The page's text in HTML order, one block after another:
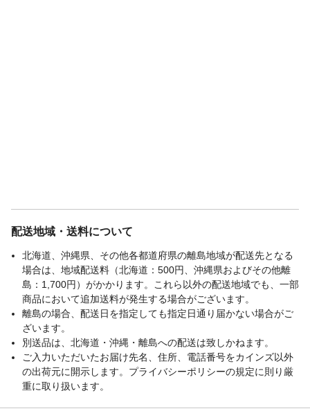
配送地域・送料について
北海道、沖縄県、その他各都道府県の離島地域が配送先となる
場合は、地域配送料（北海道：500円、沖縄県およびその他離
島：1,700円）がかかります。これら以外の配送地域でも、一部
商品において追加送料が発生する場合がございます。
離島の場合、配送日を指定しても指定日通り届かない場合がご
ざいます。
別送品は、北海道・沖縄・離島への配送は致しかねます。
ご入力いただいたお届け先名、住所、電話番号をカインズ以外
の出荷元に開示します。プライバシーポリシーの規定に則り厳
重に取り扱います。